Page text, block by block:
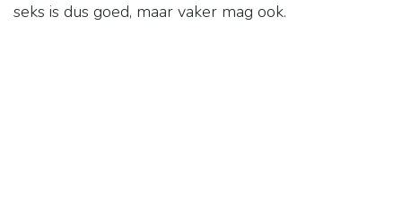
seks is dus goed, maar vaker mag ook.